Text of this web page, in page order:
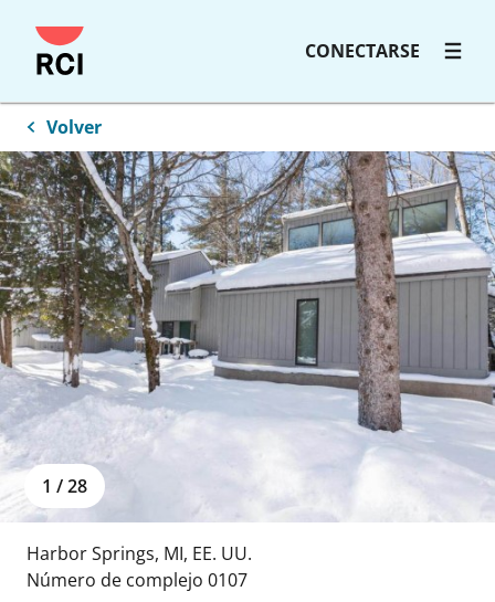
Saltar
principal
CONECTARSE
Volver
1 /28
Harbor Springs, MI, EE. UU.
Número de complejo 0107